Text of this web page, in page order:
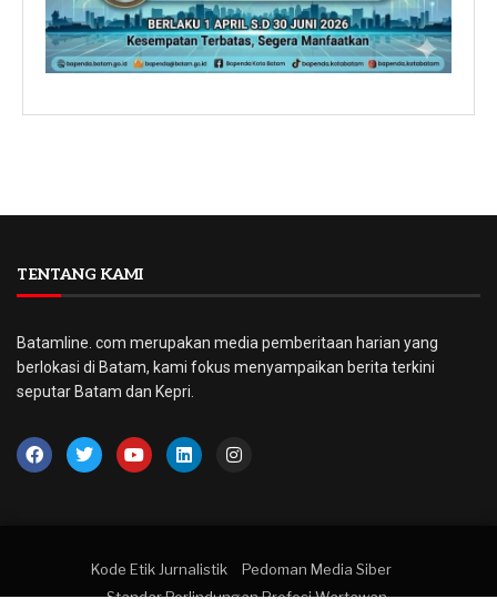
TENTANG KAMI
Batamline. com merupakan media pemberitaan harian yang
berlokasi di Batam, kami fokus menyampaikan berita terkini
seputar Batam dan Kepri.
Kode Etik Jurnalistik
Pedoman Media Siber